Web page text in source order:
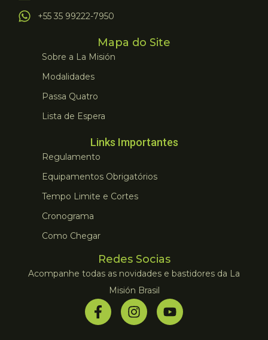
+55 35 99222-7950
Mapa do Site
Sobre a La Misión
Modalidades
Passa Quatro
Lista de Espera
Links Importantes
Regulamento
Equipamentos Obrigatórios
Tempo Limite e Cortes
Cronograma
Como Chegar
Redes Socias
Acompanhe todas as novidades e bastidores da La
Misión Brasil